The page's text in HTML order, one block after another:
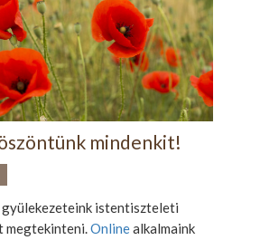
mindenkit!
gyülekezeteink istentiszteleti
megtekinteni.Onlinealkalmaink